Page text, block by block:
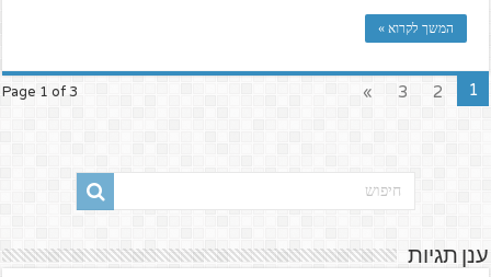
המשך לקרוא »
Page 1 of 3 1
2
3
»
ענן תגיות